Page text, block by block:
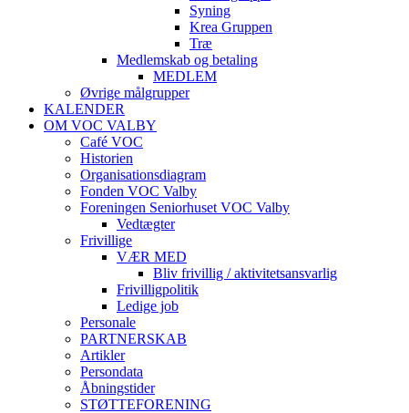
Syning
Krea Gruppen
Træ
Medlemskab og betaling
MEDLEM
Øvrige målgrupper
KALENDER
OM VOC VALBY
Café VOC
Historien
Organisationsdiagram
Fonden VOC Valby
Foreningen Seniorhuset VOC Valby
Vedtægter
Frivillige
VÆR MED
Bliv frivillig / aktivitetsansvarlig
Frivilligpolitik
Ledige job
Personale
PARTNERSKAB
Artikler
Persondata
Åbningstider
STØTTEFORENING